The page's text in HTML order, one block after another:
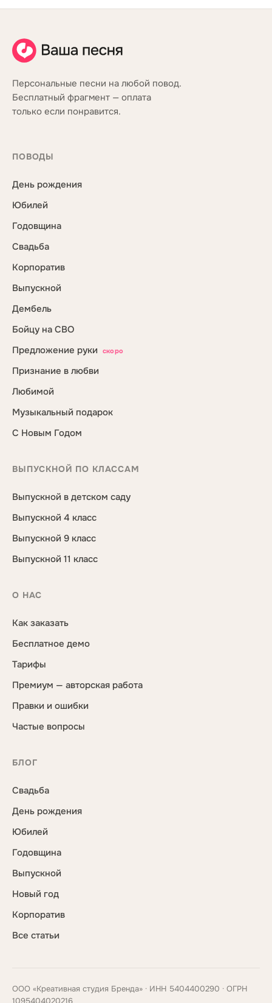
Персональные песни на любой повод.
Бесплатный фрагмент — оплата
только если понравится.
ПОВОДЫ
День рождения
Юбилей
Годовщина
Свадьба
Корпоратив
Выпускной
Дембель
Бойцу на СВО
Предложение руки
скоро
Признание в любви
Любимой
Музыкальный подарок
С Новым Годом
ВЫПУСКНОЙ ПО КЛАССАМ
Выпускной в детском саду
Выпускной 4 класс
Выпускной 9 класс
Выпускной 11 класс
О НАС
Как заказать
Бесплатное демо
Тарифы
Премиум — авторская работа
Правки и ошибки
Частые вопросы
БЛОГ
Свадьба
День рождения
Юбилей
Годовщина
Выпускной
Новый год
Корпоратив
Все статьи
ООО «Креативная студия Бренда» · ИНН 5404400290 · ОГРН
1095404020216